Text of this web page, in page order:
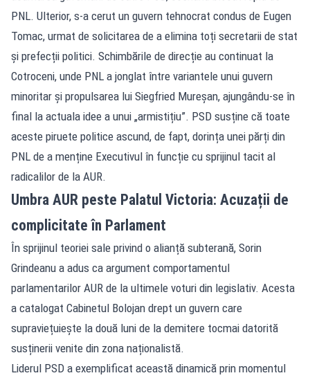
PNL. Ulterior, s-a cerut un guvern tehnocrat condus de Eugen
Tomac, urmat de solicitarea de a elimina toți secretarii de stat
și prefecții politici. Schimbările de direcție au continuat la
Cotroceni, unde PNL a jonglat între variantele unui guvern
minoritar și propulsarea lui Siegfried Mureșan, ajungându-se în
final la actuala idee a unui „armistițiu”. PSD susține că toate
aceste piruete politice ascund, de fapt, dorința unei părți din
PNL de a menține Executivul în funcție cu sprijinul tacit al
radicalilor de la AUR.
Umbra AUR peste Palatul Victoria: Acuzații de
complicitate în Parlament
În sprijinul teoriei sale privind o alianță subterană, Sorin
Grindeanu a adus ca argument comportamentul
parlamentarilor AUR de la ultimele voturi din legislativ. Acesta
a catalogat Cabinetul Bolojan drept un guvern care
supraviețuiește la două luni de la demitere tocmai datorită
susținerii venite din zona naționalistă.
Liderul PSD a exemplificat această dinamică prin momentul